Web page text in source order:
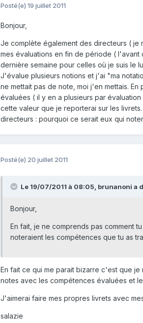
Posté(e) 19 juillet 2011
Bonjour,
Je complète également des directeurs (
mes évaluations en fin de période (
dernière semaine pour celles où je suis le
J'évalue plusieurs notions et j'ai "ma
ne mettait pas de note, moi j'en mettais.
évaluées ( il y en a plusieurs par
cette valeur que je reporterai sur les
directeurs : pourquoi ce serait eux qui
Posté(e) 20 juillet 2011
Le 19/07/2011 à 08:05, brunanoni a
Bonjour,
En fait, je ne comprends pas comment
noteraient les compétences que tu as
En fait ce qui me parait bizarre c'est que
notes avec les compétences évaluées et
J'aimerai faire mes propres livrets avec
salazie